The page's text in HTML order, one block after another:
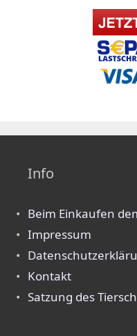
Info
Beim Einkaufen
Impressum
Kontakt
Satzung des